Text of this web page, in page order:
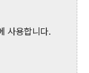
사용합니다.